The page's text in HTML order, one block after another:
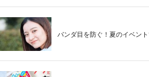
パンダ目を防ぐ！夏のイベン